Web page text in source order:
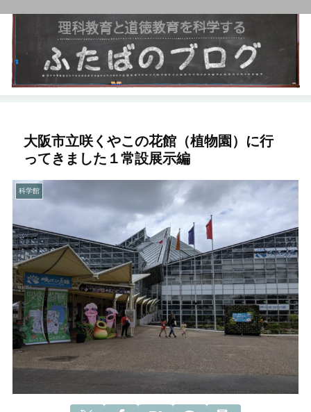
大阪市立咲くやこの花館（植物園）に行
ってきました１常設展示編
科学館